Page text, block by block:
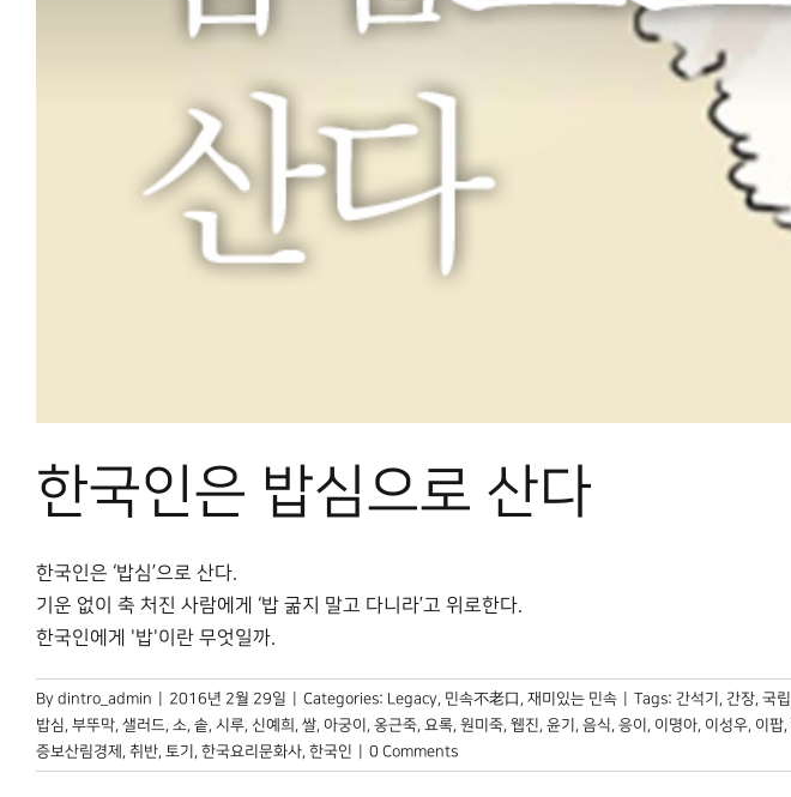
한국인은 밥심으로 산다
한국인은 ‘밥심’으로 산다.
기운 없이 축 처진 사람에게 ‘밥 굶지 말고 다니라’고 위로한다.
한국인에게 '밥'이란 무엇일까.
By dintro_admin 2016년 2월 29일 Categories: Legacy, 민속不老口 , 재미있는 민속 Tags: 간석기 , 간장, 국립
밥심, 부뚜막, 샐러드, 소, 솥, 시루, 신예희 , 쌀, 아궁이 , 옹근죽, 요록, 원미죽, 웹진, 윤기 , 음식, 응이 , 이명아, 이성우, 이팝,
증보산림경제 , 취반, 토기 , 한국요리문화사, 한국인 0 Comments